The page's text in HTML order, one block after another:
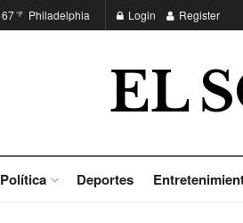
67°F Philadelphia Login Register
EL
Política Deportes